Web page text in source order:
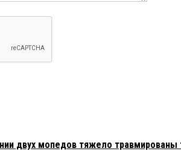
двух мопедов тяжело травмированы